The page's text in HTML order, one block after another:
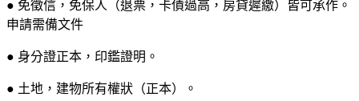
● 免徵信，免保人（退票，卡債過高，房貸遲繳）皆可承作。
申請需備文件
● 身分證正本，印鑑證明。
● 土地，建物所有權狀（正本）。